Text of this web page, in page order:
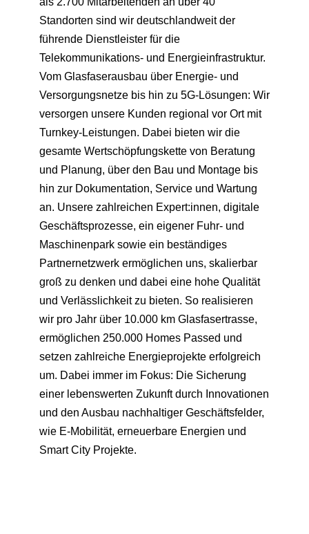
Standorten sind wir deutschlandweit der
führende Dienstleister für die
Telekommunikations- und Energieinfrastruktur.
Vom Glasfaserausbau über Energie- und
Versorgungsnetze bis hin zu 5G-Lösungen: Wir
versorgen unsere Kunden regional vor Ort mit
Turnkey-Leistungen. Dabei bieten wir die
gesamte Wertschöpfungskette von Beratung
und Planung, über den Bau und Montage bis
hin zur Dokumentation, Service und Wartung
an. Unsere zahlreichen Expert:innen, digitale
Geschäftsprozesse, ein eigener Fuhr- und
Maschinenpark sowie ein beständiges
Partnernetzwerk ermöglichen uns, skalierbar
groß zu denken und dabei eine hohe Qualität
und Verlässlichkeit zu bieten. So realisieren
wir pro Jahr über 10.000 km Glasfasertrasse,
ermöglichen 250.000 Homes Passed und
setzen zahlreiche Energieprojekte erfolgreich
um. Dabei immer im Fokus: Die Sicherung
einer lebenswerten Zukunft durch Innovationen
und den Ausbau nachhaltiger Geschäftsfelder,
wie E-Mobilität, erneuerbare Energien und
Smart City Projekte.